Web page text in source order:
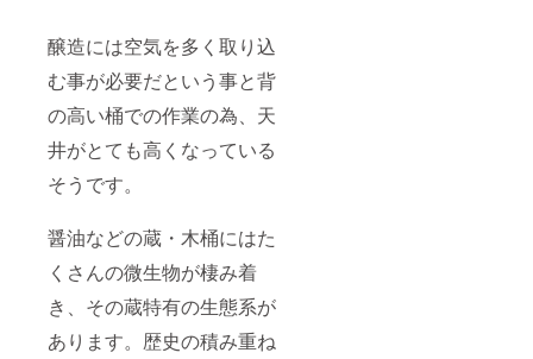
醸造には空気を多く取り込
む事が必要だという事と背
の高い桶での作業の為、天
井がとても高くなっている
そうです。
醤油などの蔵・木桶にはた
くさんの微生物が棲み着
き、その蔵特有の生態系が
あります。歴史の積み重ね